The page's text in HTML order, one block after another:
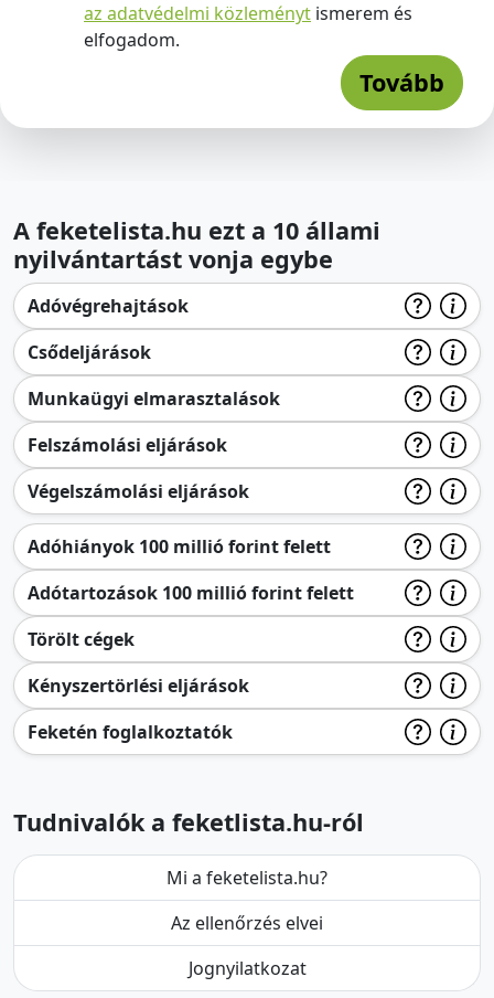
az adatvédelmi közleményt ismerem és
elfogadom.
Tovább
A feketelista.hu ezt a 10 állami
nyilvántartást vonja egybe
Adóvégrehajtások
Csődeljárások
Munkaügyi elmarasztalások
Felszámolási eljárások
Végelszámolási eljárások
Adóhiányok 100 millió forint felett
Adótartozások 100 millió forint felett
Törölt cégek
Kényszertörlési eljárások
Feketén foglalkoztatók
Tudnivalók a feketlista.hu-ról
Mi a feketelista.hu?
Az ellenőrzés elvei
Jognyilatkozat